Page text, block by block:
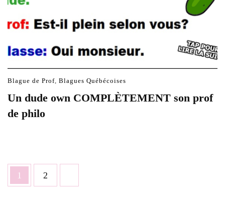
Blague de Prof, Blagues Québécoises
Un dude own COMPLÈTEMENT son prof
de philo
Posts
pagination
Page
1 Page
2